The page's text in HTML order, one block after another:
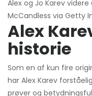
Alex og Jo Karev videre
McCandless via Getty
Alex
historie
Som en af ​​kun fire
har Alex Karev
prøver og